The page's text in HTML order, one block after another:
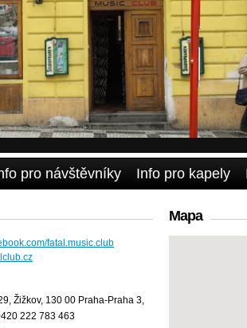
pro návštěvníky Info pro kapely
fatal.music.club
Žižkov, 130 00 Praha-Praha 3,
222 783 463
Mapa